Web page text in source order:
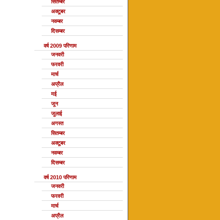
सितम्बर
अक्टूबर
नवम्बर
दिसम्बर
वर्ष 2009 परिणाम
जनवरी
फरवरी
मार्च
अप्रैल
मई
जून
जुलाई
अगस्त
सितम्बर
अक्टूबर
नवम्बर
दिसम्बर
वर्ष 2010 परिणाम
जनवरी
फरवरी
मार्च
अप्रैल